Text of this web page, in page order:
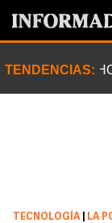
TENDENCIAS:
TECNOLOGÍA
LA